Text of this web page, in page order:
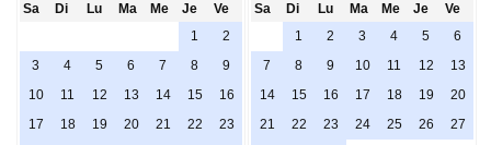
Sa Di Lu Ma Me Je
Ve
1
2
3
4 5 6 7 8
9
10
11 12 13 14 15
16
17
18 19 20 21 22
23
Sa Di Lu Ma Me Je
Ve
1
2 3 4 5
6
7
8 9 10 11 12
13
14
15 16 17 18 19
20
21
22 23 24 25 26
27